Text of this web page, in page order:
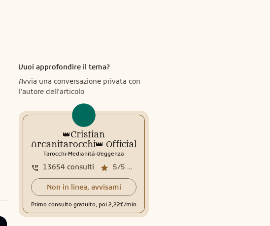
Vuoi approfondire il tema?
Avvia una conversazione privata con
l'autore dell'articolo
👑Cristian
Arcanitarocchi👑 Official
Tarocchi.Medianità.Veggenza
5/5 media recensioni
13654 consulti
Non in linea, avvisami
Primo consulto gratuito, poi 2,22€/min